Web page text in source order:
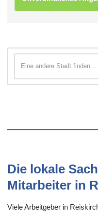
Die lokale
Mitarbeiter in
Viele Arbeitgeber in